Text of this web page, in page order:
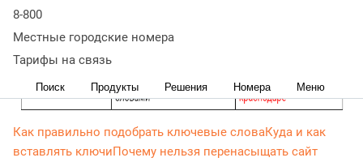
8-800
Местные городские номера
Тарифы на связь
Поиск Продукты Решения Номера Меню
Как правильно подобрать ключевые словаКуда и как
вставлять ключиПочему нельзя перенасыщать сайт